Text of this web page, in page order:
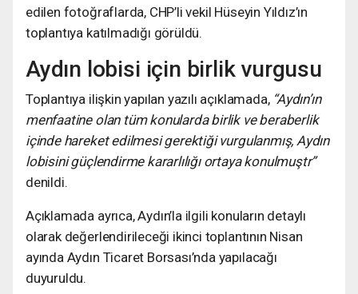
edilen fotoğraflarda, CHP’li vekil Hüseyin Yıldız’ın
toplantıya katılmadığı görüldü.
Aydın lobisi için birlik vurgusu
Toplantıya ilişkin yapılan yazılı açıklamada, “Aydın’ın
menfaatine olan tüm konularda birlik ve beraberlik
içinde hareket edilmesi gerektiği vurgulanmış, Aydın
lobisini güçlendirme kararlılığı ortaya konulmuştr”
denildi.
Açıklamada ayrıca, Aydın’la ilgili konuların detaylı
olarak değerlendirileceği ikinci toplantının Nisan
ayında Aydın Ticaret Borsası’nda yapılacağı
duyuruldu.